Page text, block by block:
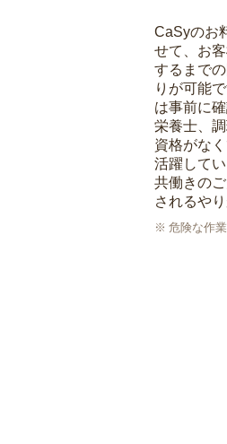
CaSyのお
せて、お
するまで
りが可能
は事前に
栄養士、
資格がな
活躍してい
共働きの
されるや
危険な作